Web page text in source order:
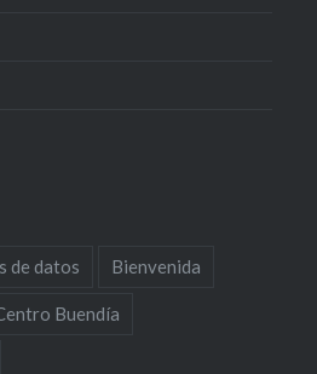
de datos Bienvenida
Buendía